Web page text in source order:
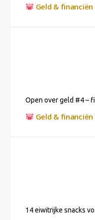
Geld & financiën
Open over geld #4 –
Geld & financiën
14 eiwitrijke snacks